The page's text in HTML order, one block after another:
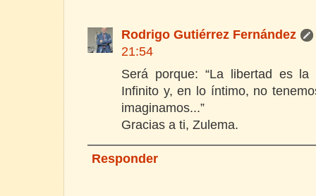
Rodrigo Gutiérrez Fernández
21:54
Será porque: “La libertad es
Infinito y, en lo íntimo, no
imaginamos...”
Gracias a ti, Zulema.
Responder